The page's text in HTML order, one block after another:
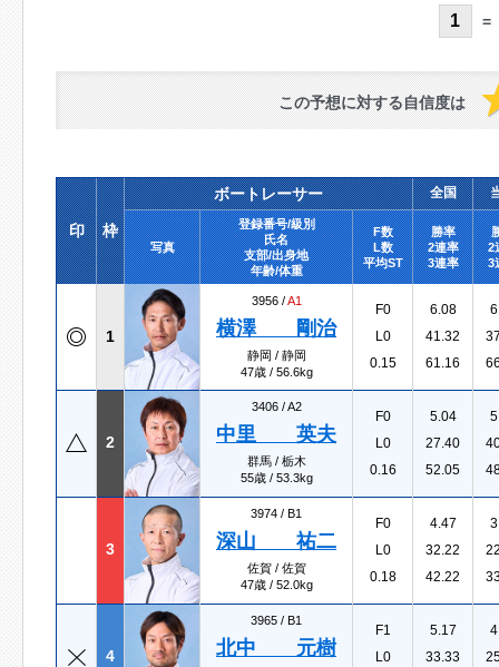
1 =
この予想に対する自信度は
印 枠
ボートレーサー 全国
写真
登録番号/級別
氏名
支部/出身地
年齢/体重
F数
L数
平均ST
勝率
2連率
3連率
2
3
1
3956 /A1
横澤 剛治
静岡 / 静岡
47歳 / 56.6kg
F0
L0
0.15
6.08
41.32
61.16
2
3406 /A2
中里 英夫
群馬 / 栃木
55歳 / 53.3kg
F0
L0
0.16
5.04
27.40
52.05
3
3974 / B1
深山 祐二
佐賀 / 佐賀
47歳 / 52.0kg
F0
L0
0.18
4.47
32.22
42.22
4
3965 / B1
北中 元樹
F1
L0
5.17
33.33